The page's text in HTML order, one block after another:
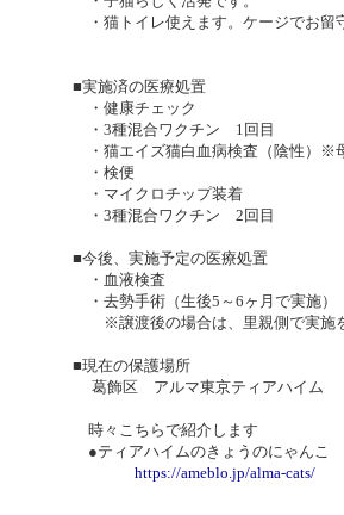
・猫トイレ使えます。ケージでお留
■実施済の医療処置
・健康チェック
・3種混合ワクチン 1回目
・猫エイズ猫白血病検査（陰性）※
・検便
・マイクロチップ装着
・3種混合ワクチン 2回目
■今後、実施予定の医療処置
・血液検査
・去勢手術（生後5～6ヶ月で実施）
※譲渡後の場合は、里親側で実施
■現在の保護場所
葛飾区 アルマ東京ティアハイム
時々こちらで紹介します
●ティアハイムのきょうのにゃんこ
https://ameblo.jp/alma-cats/